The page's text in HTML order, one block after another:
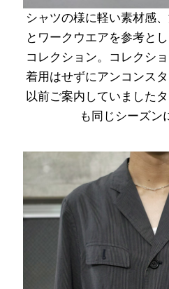
シャツの様に軽い素材感
とワークウエアを参考と
コレクション。コレクシ
着用はせずにアンコンス
以前ご案内していました
も同じシーズン